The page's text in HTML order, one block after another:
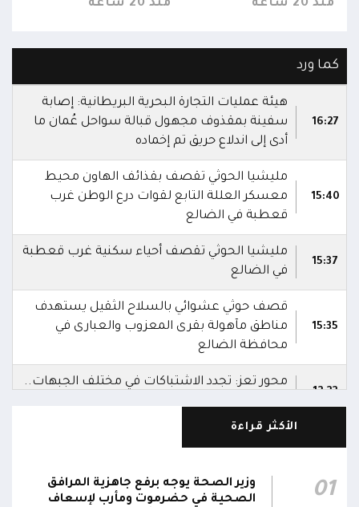
منذ 20 ساعة منذ 20 ساعة
كما ورد
16:27
هيئة عمليات التجارة البحرية البريطانية: إصابة
سفينة بمقذوف مجهول قبالة سواحل عُمان ما
أدى إلى اندلاع حريق تم إخماده
15:40
مليشيا الحوثي تقصف بقذائف الهاون محيط
معسكر العللة التابع لقوات درع الوطن غرب
قعطبة في الضالع
15:37
مليشيا الحوثي تقصف أحياء سكنية غرب قعطبة
في الضالع
15:35
قصف حوثي عشوائي بالسلاح الثقيل يستهدف
مناطق مآهولة بقرى المعزوب والعبارى في
محافظة الضالع
12:22
محور تعز: تجدد الاشتباكات في مختلف الجبهات..
الجبهات والمحاور التابعة للقوات المسلحة،
بمختلف تشكيلاتها ووحداتها ومنتسبيها
الأكثر قراءة
01
وزير الصحة يوجه برفع جاهزية المرافق
الصحية في حضرموت ومأرب لإسعاف